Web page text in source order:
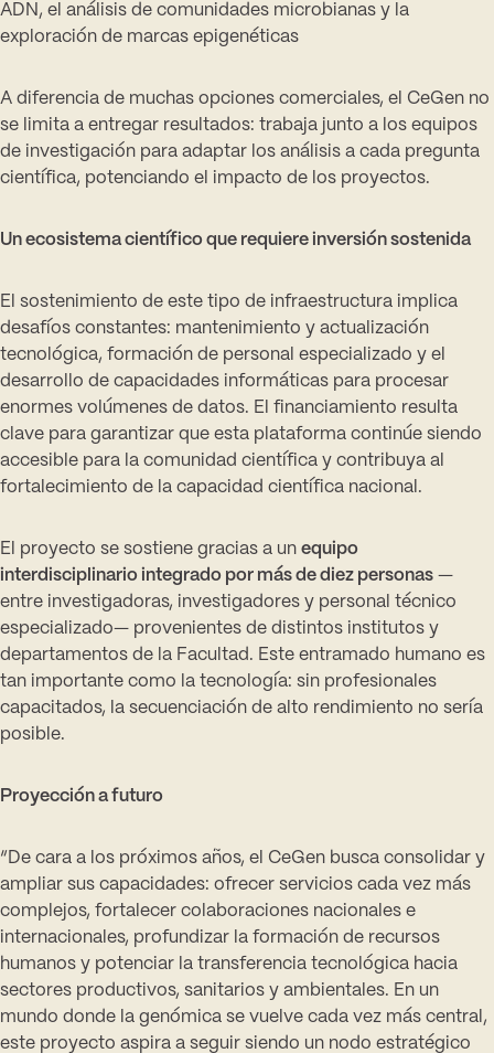
ADN, el análisis de comunidades microbianas y la
exploración de marcas epigenéticas
A diferencia de muchas opciones comerciales, el CeGen no
se limita a entregar resultados: trabaja junto a los equipos
de investigación para adaptar los análisis a cada pregunta
científica, potenciando el impacto de los proyectos.
Un ecosistema científico que requiere inversión sostenida
El sostenimiento de este tipo de infraestructura implica
desafíos constantes: mantenimiento y actualización
tecnológica, formación de personal especializado y el
desarrollo de capacidades informáticas para procesar
enormes volúmenes de datos. El financiamiento resulta
clave para garantizar que esta plataforma continúe siendo
accesible para la comunidad científica y contribuya al
fortalecimiento de la capacidad científica nacional.
El proyecto se sostiene gracias a un equipo
interdisciplinario integrado por más de diez personas —
entre investigadoras, investigadores y personal técnico
especializado— provenientes de distintos institutos y
departamentos de la Facultad. Este entramado humano es
tan importante como la tecnología: sin profesionales
capacitados, la secuenciación de alto rendimiento no sería
posible.
Proyección a futuro
“De cara a los próximos años, el CeGen busca consolidar y
ampliar sus capacidades: ofrecer servicios cada vez más
complejos, fortalecer colaboraciones nacionales e
internacionales, profundizar la formación de recursos
humanos y potenciar la transferencia tecnológica hacia
sectores productivos, sanitarios y ambientales. En un
mundo donde la genómica se vuelve cada vez más central,
este proyecto aspira a seguir siendo un nodo estratégico